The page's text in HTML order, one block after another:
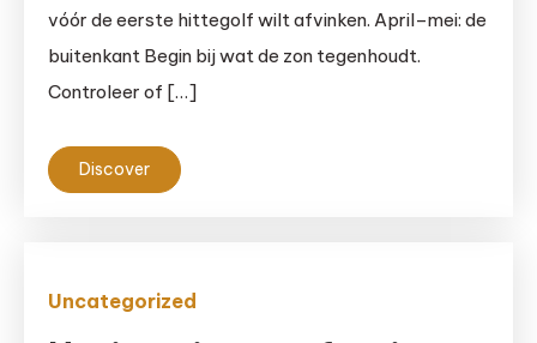
vóór de eerste hittegolf wilt afvinken. April–mei: de
buitenkant Begin bij wat de zon tegenhoudt.
Controleer of […]
Discover
Uncategorized